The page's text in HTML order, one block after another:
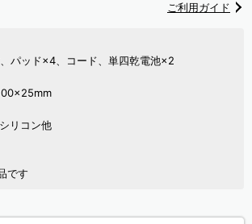
ご利用ガイド
パッド×4、コード、単四乾電池×2
リコン他
です